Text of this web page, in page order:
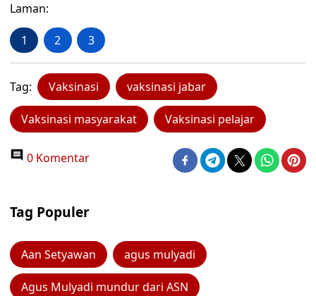
Laman:
1 2 3
Tag: Vaksinasi vaksinasi jabar
Vaksinasi masyarakat Vaksinasi pelajar
0 Komentar
Tag Populer
Aan Setyawan agus mulyadi
Agus Mulyadi mundur dari ASN